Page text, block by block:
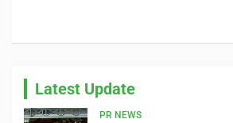
Latest Update
PR NEWS